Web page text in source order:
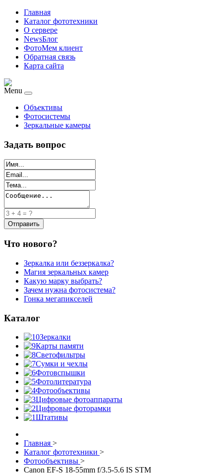
Главная
Каталог фототехники
О сервере
NewsБлог
ФотоМем клиент
Обратная связь
Карта сайта
Menu
Объективы
Фотосистемы
Зеркальные камеры
Задать вопрос
Что нового?
Зеркалка или беззеркалка?
Магия зеркальных камер
Какую марку выбрать?
Зачем нужна фотосистема?
Гонка мегапикселей
Каталог
Зеркалки
Карты памяти
Светофильтры
Сумки и чехлы
Фотовспышки
Фотолитература
Фотообъективы
Цифровые фотоаппараты
Цифровые фоторамки
Штативы
Главная >
Каталог фототехники >
Фотообъективы >
Canon EF-S 18-55mm f/3.5-5.6 IS STM